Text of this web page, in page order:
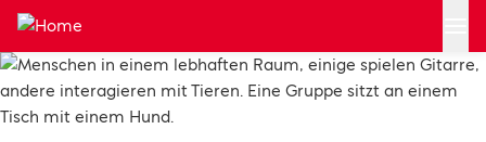
Zum Hauptinhalt springen